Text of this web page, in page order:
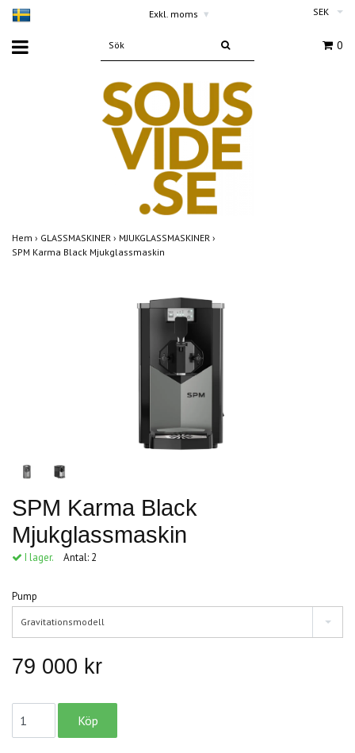
Exkl. moms ▾ SEK
0
Hem › GLASSMASKINER › MJUKGLASSMASKINER ›
SPM Karma Black Mjukglassmaskin
SPM Karma Black
Mjukglassmaskin
I lager. Antal: 2
Pump
Gravitationsmodell
79 000 kr